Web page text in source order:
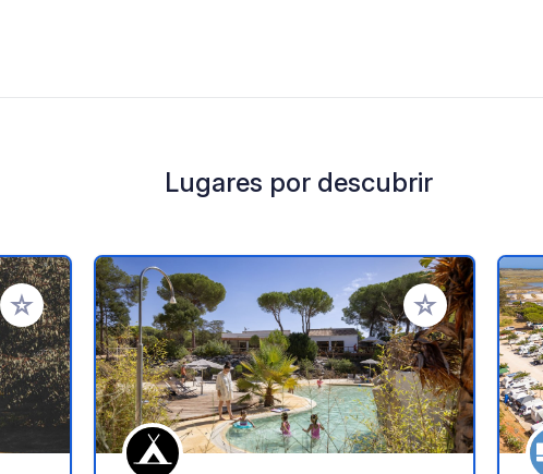
Lugares por descubrir
Añadir a tus favoritos Añadir a tus